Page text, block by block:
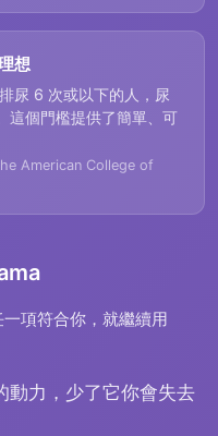
想
尿 6 次或以下的人，尿
這個門檻提供了簡單、可
American College of
項符合你，就繼續用
動力，少了它你會失去